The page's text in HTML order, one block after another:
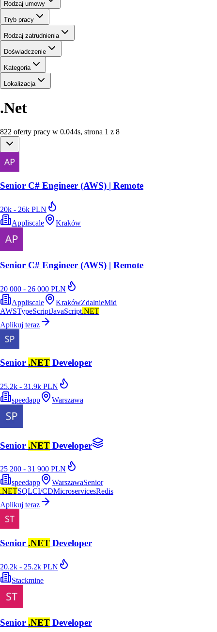
Rodzaj umowy
Tryb pracy
Rodzaj zatrudnienia
Doświadczenie
Kategoria
Lokalizacja
.Net
822 oferty pracy w 0.044s, strona 1 z 8
Senior C# Engineer (AWS) | Remote
20k - 26k PLN
Appliscale
Kraków
Senior C# Engineer (AWS) | Remote
20 000 - 26 000 PLN
Appliscale
KrakówZdalnieMid
AWSTypeScriptJavaScript.NET
Aplikuj teraz
Senior .NET Developer
25.2k - 31.9k PLN
speedapp
Warszawa
Senior .NET Developer
25 200 - 31 900 PLN
speedapp
WarszawaSenior
.NETSQLCI/CDMicroservicesRedis
Aplikuj teraz
Senior .NET Developer
20.2k - 25.2k PLN
Stackmine
Senior .NET Developer